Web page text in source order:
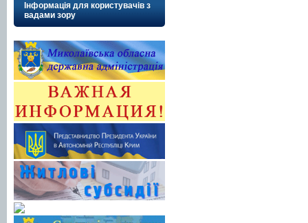
Інформація для користувачів з
вадами зору